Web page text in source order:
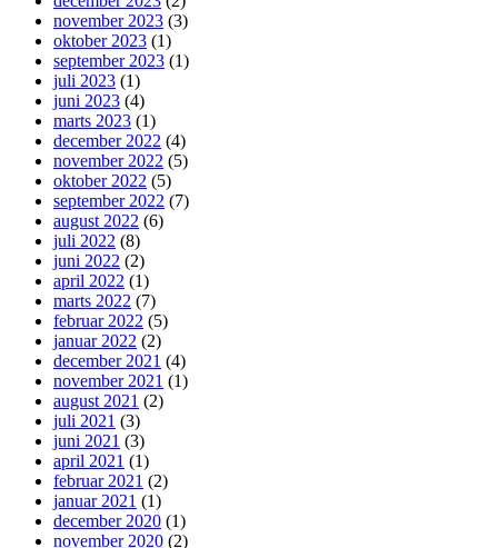
november 2023 (3)
oktober 2023 (1)
september 2023 (1)
juli 2023 (1)
juni 2023 (4)
marts 2023 (1)
december 2022 (4)
november 2022 (5)
oktober 2022 (5)
september 2022 (7)
august 2022 (6)
juli 2022 (8)
juni 2022 (2)
april 2022 (1)
marts 2022 (7)
februar 2022 (5)
januar 2022 (2)
december 2021 (4)
november 2021 (1)
august 2021 (2)
juli 2021 (3)
juni 2021 (3)
april 2021 (1)
februar 2021 (2)
januar 2021 (1)
december 2020 (1)
november 2020 (2)